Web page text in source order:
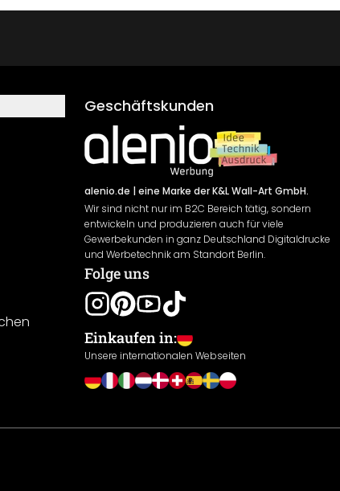
Geschäftskunden
alenio.de | eine Marke der K&L Wall-Art GmbH.
Wir sind nicht nur im B2C Bereich tätig, sondern
entwickeln und produzieren auch für viele
Gewerbekunden in ganz Deutschland Digitaldrucke
und Werbetechnik am Standort Berlin.
Folge uns
Einkaufen in:
Unsere internationalen Webseiten